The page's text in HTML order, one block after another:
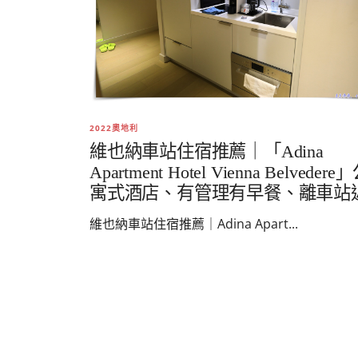
2022奧地利
維也納車站住宿推薦｜「Adina
Apartment Hotel Vienna Belvedere」
寓式酒店、有管理有早餐、離車站
維也納車站住宿推薦｜Adina Apart...